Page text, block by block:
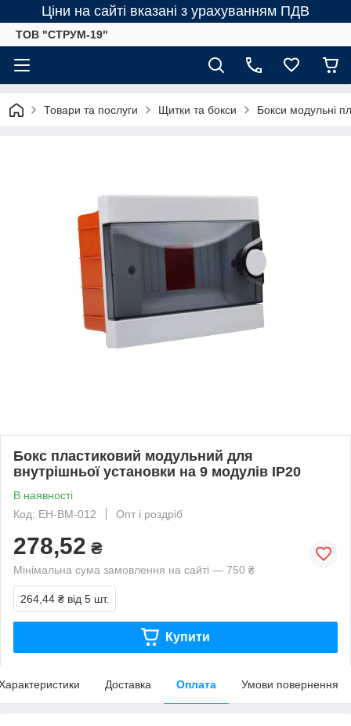
Ціни на сайті вказані з урахуванням ПДВ
ТОВ "СТРУМ-19"
Товари та послуги Щитки та бокси Бокси модульні
Бокс пластиковий модульний для
внутрішньої установки на 9 модулів IP20
В наявності
Код: EH-BM-012
Опт і роздріб
278,52 ₴
Мінімальна сума замовлення на сайті — 750 ₴
264,44 ₴ від 5 шт.
Купити
Доставка Оплата Умови повернення